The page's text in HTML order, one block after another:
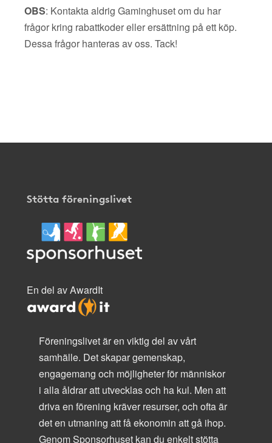
OBS: Kontakta aldrig Gaminghuset om du har
frågor kring rabattkoder eller ersättning på ett köp.
Dessa frågor hanteras av oss. Tack!
Stötta föreningslivet
En del av AwardIt
Föreningslivet är en viktig del av vårt
samhälle. Det skapar gemenskap,
engagemang och möjligheter för människor
i alla åldrar att utvecklas och ha kul. Men att
driva en förening kräver resurser, och ofta är
det en utmaning att få ekonomin att gå ihop.
Genom Sponsorhuset kan du enkelt stötta